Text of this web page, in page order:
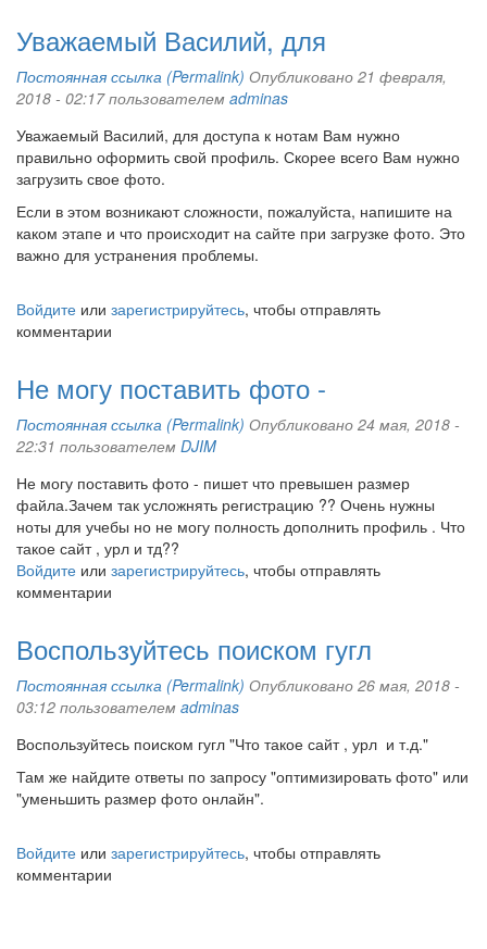
Уважаемый Василий, для
Постоянная ссылка (Permalink) Опубликовано 21 февраля,
2018 - 02:17 пользователем adminas
Уважаемый Василий, для доступа к нотам Вам нужно
правильно оформить свой профиль. Скорее всего Вам нужно
загрузить свое фото.
Если в этом возникают сложности, пожалуйста, напишите на
каком этапе и что происходит на сайте при загрузке фото. Это
важно для устранения проблемы.
Войдите или зарегистрируйтесь, чтобы отправлять
комментарии
Не могу поставить фото -
Постоянная ссылка (Permalink) Опубликовано 24 мая, 2018 -
22:31 пользователем DJIM
Не могу поставить фото - пишет что превышен размер
файла.Зачем так усложнять регистрацию ?? Очень нужны
ноты для учебы но не могу полность дополнить профиль . Что
такое сайт , урл и тд??
Войдите или зарегистрируйтесь, чтобы отправлять
комментарии
Воспользуйтесь поиском гугл
Постоянная ссылка (Permalink) Опубликовано 26 мая, 2018 -
03:12 пользователем adminas
Воспользуйтесь поиском гугл "Что такое сайт , урл и т.д."
Там же найдите ответы по запросу "оптимизировать фото" или
"уменьшить размер фото онлайн".
Войдите или зарегистрируйтесь, чтобы отправлять
комментарии